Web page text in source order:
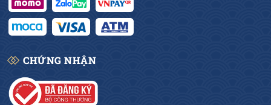
CHỨNG NHẬN